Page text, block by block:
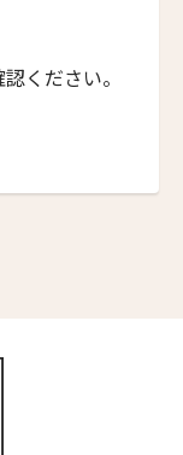
ください。